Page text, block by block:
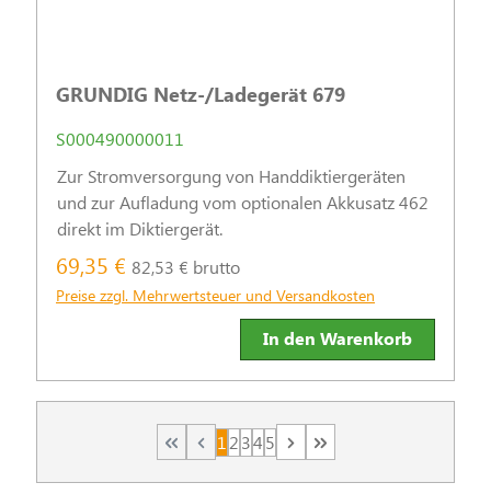
GRUNDIG Netz-/Ladegerät 679
S000490000011
Zur Stromversorgung von Handdiktiergeräten
und zur Aufladung vom optionalen Akkusatz 462
direkt im Diktiergerät.
69,35 € 82,53 € brutto
Preise zzgl. Mehrwertsteuer und Versandkosten
In den Warenkorb
Seite
1 Seite
2 Seite
3 Seite
4 Seite
5